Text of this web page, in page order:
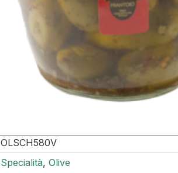
OLSCH580V
Specialità, Olive